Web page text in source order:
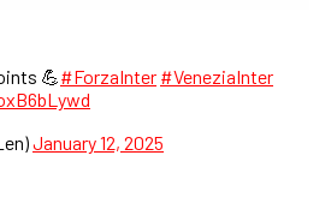
💪#ForzaInter #VeneziaInter
January 12, 2025